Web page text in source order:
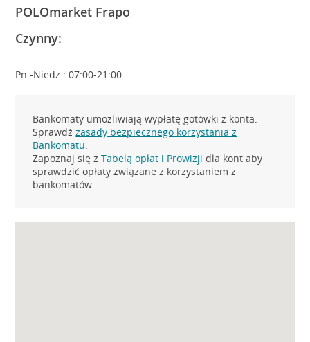
POLOmarket Frapo
Czynny:
Pn.-Niedz.: 07:00-21:00
Bankomaty umożliwiają wypłatę gotówki z konta.
Sprawdźzasady bezpiecznego korzystania z
Bankomatu.
Zapoznaj się zTabelą opłat i Prowizji dla kont aby
sprawdzić opłaty związane z korzystaniem z
bankomatów.